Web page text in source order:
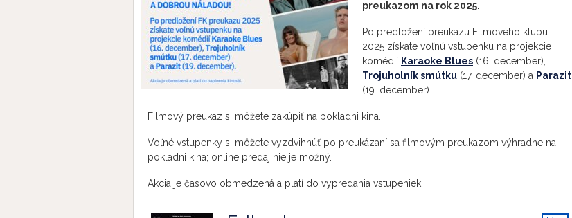
preukazom na rok 2025.
Po predložení preukazu Filmového klubu
2025 získate voľnú vstupenku na projekcie
komédií Karaoke Blues (16. december),
Trojuholník smútku (17. december) a Parazit
(19. december).
Filmový preukaz si môžete zakúpiť na pokladni kina.
Voľné vstupenky si môžete vyzdvihnúť po preukázaní sa filmovým preukazom výhradne na
pokladni kina; online predaj nie je možný.
Akcia je časovo obmedzená a platí do vypredania vstupeniek.